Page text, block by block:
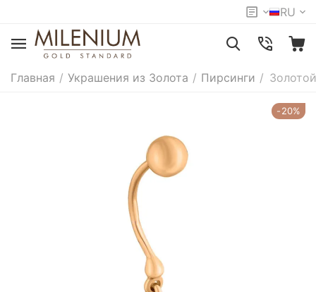
RU
Главная / Украшения из Золота / Пирсинги /
-20%